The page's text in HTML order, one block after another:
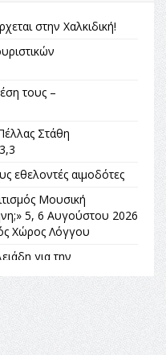
στην Χαλκιδική!
τους –
Στάθη
εθελοντές αιμοδότες
Μουσική
5, 6 Αυγούστου 2026
Χώρος Λόγγου
για την
τέτοιες κορυφαίες
η ευθύνη απέναντι
δεύτερο γύρο του